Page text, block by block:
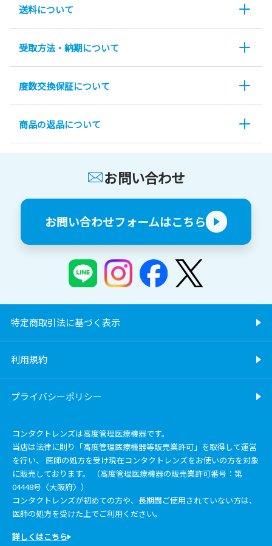
送料について
受取方法・納期について
度数交換保証について
商品の返品について
お問い合わせ
お問い合わせフォームはこちら
特定商取引法に基づく表示
利用規約
プライバシーポリシー
コンタクトレンズは高度管理医療機器です。
当店は法律に則り「高度管理医療機器等販売業許可」を取得して運営
を行い、 医師の処方を受け現在コンタクトレンズをお使いの方を対象
に販売しております。 （高度管理医療機器の販売業許可番号：第
04448号〈大阪府〉）
コンタクトレンズが初めての方や、長期間ご使用されていない方は、
医師の処方を受けた上でご利用ください。
詳しくはこちら